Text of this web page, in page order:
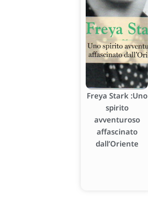
Freya Stark :Uno
spirito
avventuroso
affascinato
dall’Oriente